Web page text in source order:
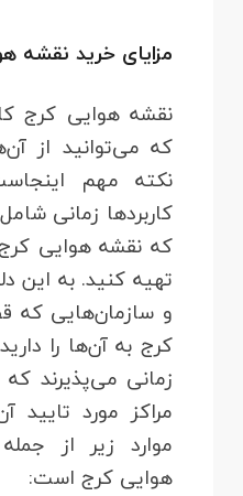
مزایای خرید نقشه
نقشه هوایی کرج
که می‌توانید از
نکته مهم
کاربردها زمانی
که نقشه هوایی
تهیه کنید. به این
و سازمان‌هایی که
کرج به آن‌ها را
زمانی می‌پذیرند
مراکز مورد تایید
موارد زیر از
هوایی کرج است: